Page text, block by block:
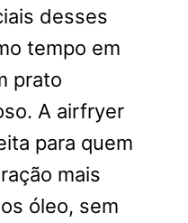
desses
tempo em
prato
A airfryer
para quem
mais
óleo, sem